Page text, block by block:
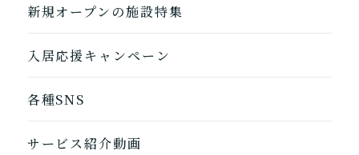
新規オープンの施設特集
入居応援キャンペーン
各種SNS
サービス紹介動画